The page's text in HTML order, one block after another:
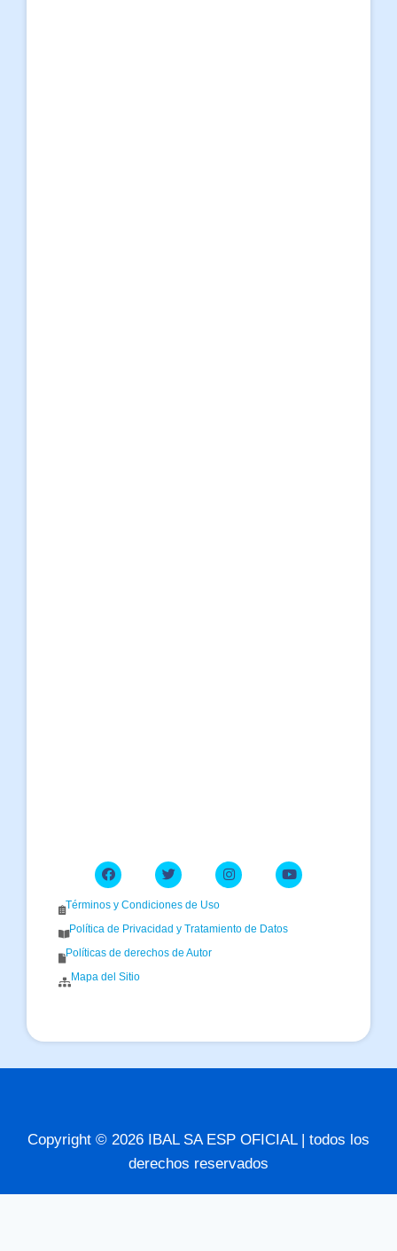
Términos y Condiciones de Uso
Política de Privacidad y Tratamiento de Datos
Políticas de derechos de Autor
Mapa del Sitio
Copyright © 2026 IBAL SA ESP OFICIAL | todos los
derechos reservados